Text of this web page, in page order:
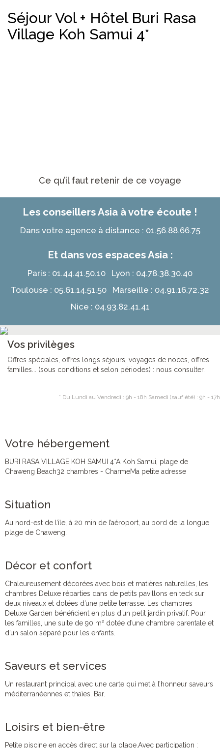
Séjour Vol + Hôtel Buri Rasa
Village Koh Samui 4*
Ce qu’il faut retenir de ce voyage
Les conseillers Asia à votre écoute !
Dans votre agence à distance : 01.56.88.66.75
Et dans vos espaces Asia :
Paris : 01.44.41.50.10 Lyon : 04.78.38.30.40
Toulouse : 05.61.14.51.50 Marseille : 04.91.16.72.32
Nice : 04.93.82.41.41
Vos privilèges
Offres spéciales, offres longs séjours, voyages de noces, offres
familles... (sous conditions et selon périodes) : nous consulter.
* Du Lundi au Vendredi : 9h - 18h Samedi (sauf été) : 9h - 17h
Votre hébergement
BURI RASA VILLAGE KOH SAMUI 4*A Koh Samui, plage de
Chaweng Beach32 chambres - CharmeMa petite adresse
Situation
Au nord-est de l’île, à 20 min de l’aéroport, au bord de la longue
plage de Chaweng.
Décor et confort
Chaleureusement décorées avec bois et matières naturelles, les
chambres Deluxe réparties dans de petits pavillons en teck sur
deux niveaux et dotées d’une petite terrasse. Les chambres
Deluxe Garden bénéficient en plus d’un petit jardin privatif. Pour
les familles, une suite de 90 m² dotée d’une chambre parentale et
d’un salon séparé pour les enfants.
Saveurs et services
Un restaurant principal avec une carte qui met à l’honneur saveurs
méditerranéennes et thaïes. Bar.
Loisirs et bien-être
Petite piscine en accès direct sur la plage.Avec participation :